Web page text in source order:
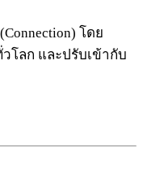
โดย
โลก และปรับเข้ากับ